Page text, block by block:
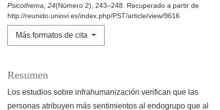
Psicothema, 24(Número 2), 243–248. Recuperado a partir de
http://reunido.uniovi.es/index.php/PST/article/view/9616
Más formatos de cita
Resumen
Los estudios sobre infrahumanización verifican que las
personas atribuyen más sentimientos al endogrupo que al